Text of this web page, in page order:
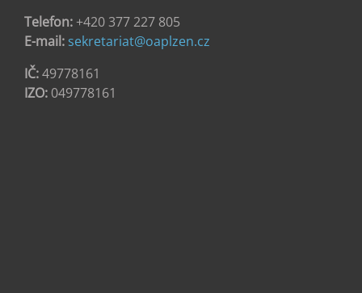
Telefon: +420 377 227 805
E-mail: sekretariat@oaplzen.cz
IČ:49778161
IZO: 049778161